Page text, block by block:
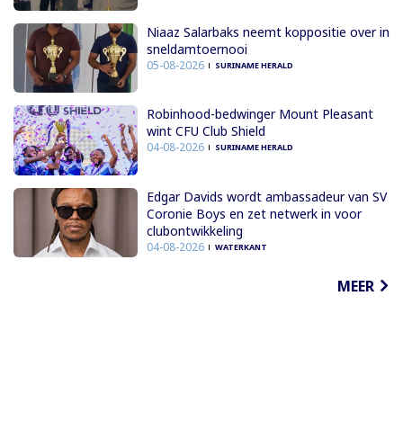
Niaaz Salarbaks neemt koppositie over in
sneldamtoernooi
05-08-2026 SURINAME HERALD
Robinhood-bedwinger Mount Pleasant
wint CFU Club Shield
04-08-2026 SURINAME HERALD
Edgar Davids wordt ambassadeur van SV
Coronie Boys en zet netwerk in voor
clubontwikkeling
04-08-2026 WATERKANT
MEER